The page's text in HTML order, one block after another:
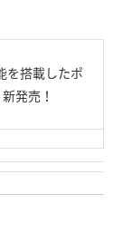
を搭載したポ
発売！